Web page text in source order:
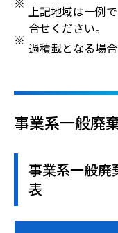
上記地域は一例
合せください。
過積載となる場
事業系一般廃
事業系一般廃
表